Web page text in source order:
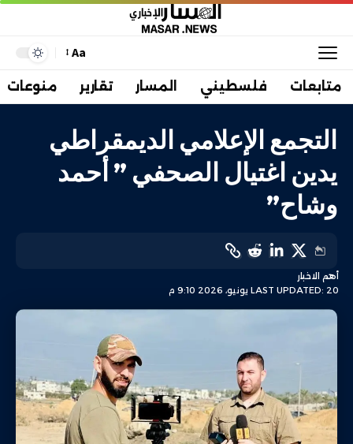
Aa
متابعات فلسطيني المسار تقارير منوعات
التجمع الإعلامي الديمقراطي
يدين اغتيال الصحفي ” أحمد
وشاح”
LAST UPDATED: 20 يونيو، 2026 9:10 م
أهم الاخبار